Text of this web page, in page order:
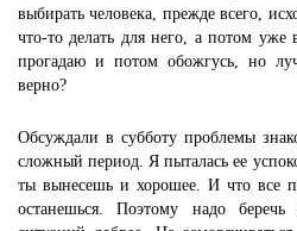
выбирать человека, прежде всего,
что-то делать для него, а потом уже
прогадаю и потом обожгусь, но
верно?
Обсуждали в субботу проблемы
сложный период. Я пыталась ее
ты вынесешь и хорошее. И что все
останешься. Поэтому надо